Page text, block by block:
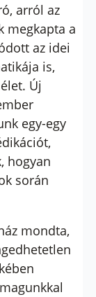
arról az
megkapta a
az idei
is,
Új
egy-egy
hogyan
során
mondta,